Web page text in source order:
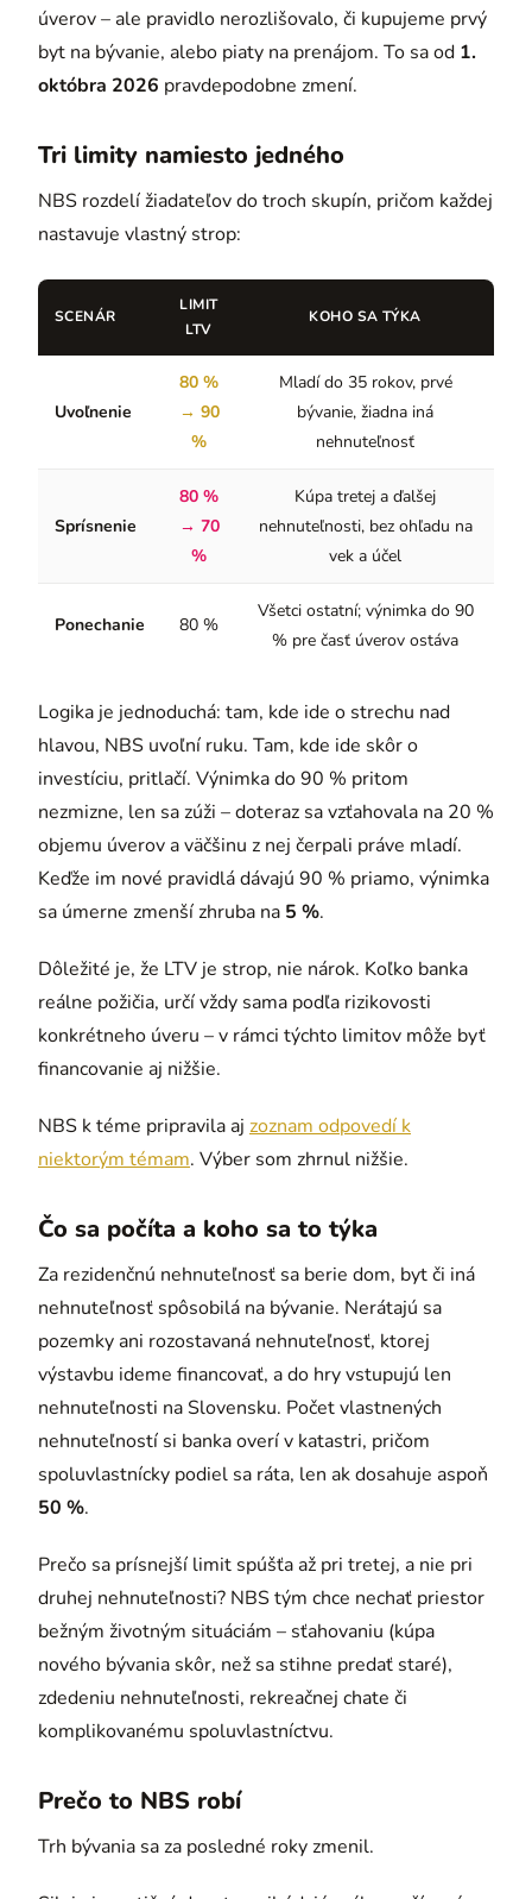
úverov – ale pravidlo nerozlišovalo, či kupujeme prvý
byt na bývanie, alebo piaty na prenájom. To sa od 1.
októbra 2026 pravdepodobne zmení.
Tri limity namiesto jedného
NBS rozdelí žiadateľov do troch skupín, pričom každej
nastavuje vlastný strop:
SCENÁR
LIMIT
LTV
KOHO SA TÝKA
Uvoľnenie
80 %
→ 90
%
Mladí do 35 rokov, prvé
bývanie, žiadna iná
nehnuteľnosť
Sprísnenie
80 %
→ 70
%
Kúpa tretej a ďalšej
nehnuteľnosti, bez ohľadu na
vek a účel
Ponechanie 80 %
Všetci ostatní; výnimka do 90
% pre časť úverov ostáva
Logika je jednoduchá: tam, kde ide o strechu nad
hlavou, NBS uvoľní ruku. Tam, kde ide skôr o
investíciu, pritlačí. Výnimka do 90 % pritom
nezmizne, len sa zúži – doteraz sa vzťahovala na 20 %
objemu úverov a väčšinu z nej čerpali práve mladí.
Keďže im nové pravidlá dávajú 90 % priamo, výnimka
sa úmerne zmenší zhruba na 5 %.
Dôležité je, že LTV je strop, nie nárok. Koľko banka
reálne požičia, určí vždy sama podľa rizikovosti
konkrétneho úveru – v rámci týchto limitov môže byť
financovanie aj nižšie.
NBS k téme pripravila aj zoznam odpovedí k
niektorým témam. Výber som zhrnul nižšie.
Čo sa počíta a koho sa to týka
Za rezidenčnú nehnuteľnosť sa berie dom, byt či iná
nehnuteľnosť spôsobilá na bývanie. Nerátajú sa
pozemky ani rozostavaná nehnuteľnosť, ktorej
výstavbu ideme financovať, a do hry vstupujú len
nehnuteľnosti na Slovensku. Počet vlastnených
nehnuteľností si banka overí v katastri, pričom
spoluvlastnícky podiel sa ráta, len ak dosahuje aspoň
50 %.
Prečo sa prísnejší limit spúšťa až pri tretej, a nie pri
druhej nehnuteľnosti? NBS tým chce nechať priestor
bežným životným situáciám – sťahovaniu (kúpa
nového bývania skôr, než sa stihne predať staré),
zdedeniu nehnuteľnosti, rekreačnej chate či
komplikovanému spoluvlastníctvu.
Prečo to NBS robí
Trh bývania sa za posledné roky zmenil.